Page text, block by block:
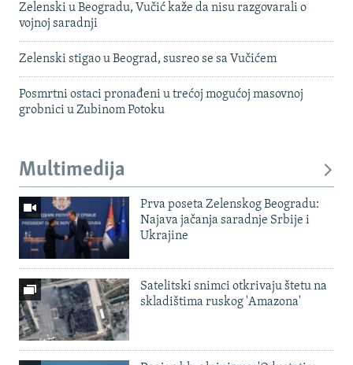
Zelenski u Beogradu, Vučić kaže da nisu razgovarali o
vojnoj saradnji
Zelenski stigao u Beograd, susreo se sa Vučićem
Posmrtni ostaci pronađeni u trećoj mogućoj masovnoj
grobnici u Zubinom Potoku
Multimedija
Prva poseta Zelenskog Beogradu:
Najava jačanja saradnje Srbije i
Ukrajine
Satelitski snimci otkrivaju štetu na
skladištima ruskog 'Amazona'